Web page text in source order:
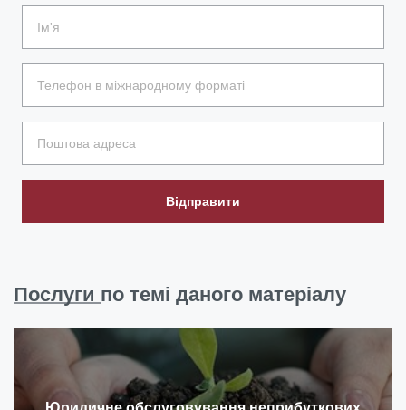
Відправити
Послуги по темі даного матеріалу